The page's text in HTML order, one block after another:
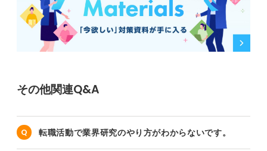
その他関連Q&A
転職活動で業界研究のやり方がわからないです。